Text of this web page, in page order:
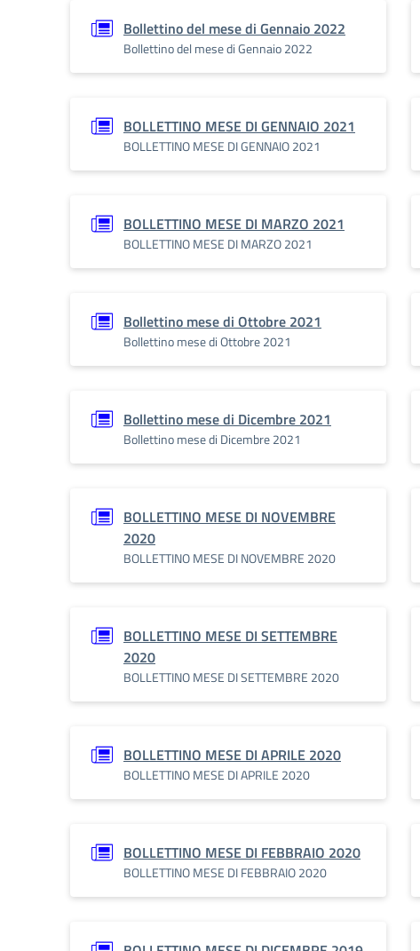
Bollettino del mese di Gennaio 2022
Bollettino del mese di Gennaio 2022
BOLLETTINO MESE DI GENNAIO 2021
BOLLETTINO MESE DI GENNAIO 2021
BOLLETTINO MESE DI MARZO 2021
BOLLETTINO MESE DI MARZO 2021
Bollettino mese di Ottobre 2021
Bollettino mese di Ottobre 2021
Bollettino mese di Dicembre 2021
Bollettino mese di Dicembre 2021
BOLLETTINO MESE DI NOVEMBRE
2020
BOLLETTINO MESE DI NOVEMBRE 2020
BOLLETTINO MESE DI SETTEMBRE
2020
BOLLETTINO MESE DI SETTEMBRE 2020
BOLLETTINO MESE DI APRILE 2020
BOLLETTINO MESE DI APRILE 2020
BOLLETTINO MESE DI FEBBRAIO 2020
BOLLETTINO MESE DI FEBBRAIO 2020